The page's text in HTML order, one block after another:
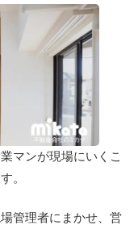
マンが現場にいくこ
。
管理者にまかせ、営